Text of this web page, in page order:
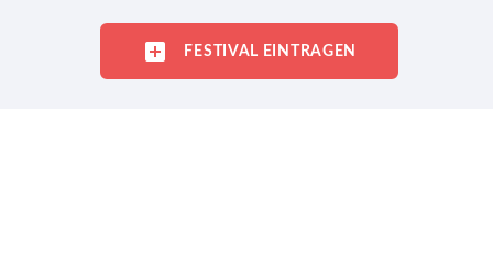
FESTIVAL EINTRAGEN